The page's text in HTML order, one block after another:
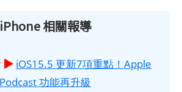
iPhone 相關報導
▶ iOS15.5 更新7項重點！Apple
Podcast 功能再升級